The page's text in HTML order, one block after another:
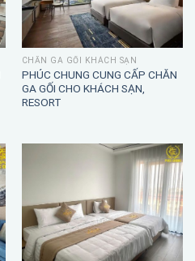
CHĂN GA GỐI KHÁCH SẠN
PHÚC CHUNG CUNG CẤP CHĂN
GA GỐI CHO KHÁCH SẠN,
RESORT